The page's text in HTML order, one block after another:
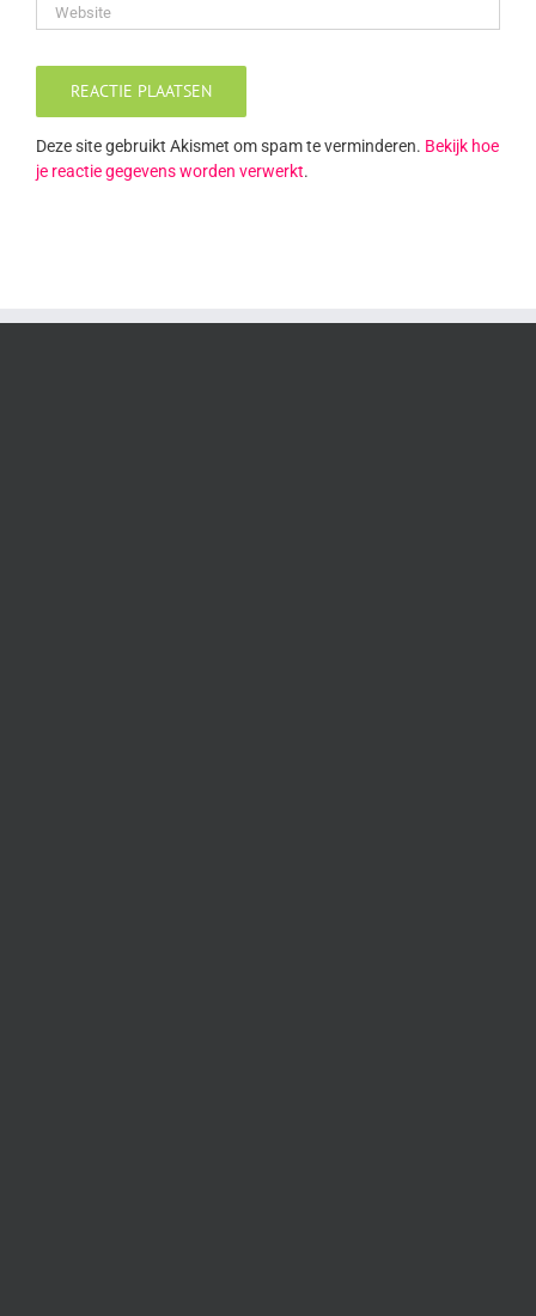
Deze site gebruikt Akismet om spam te verminderen. Bekijk hoe
je reactie gegevens worden verwerkt.